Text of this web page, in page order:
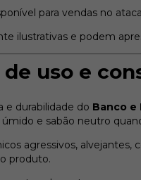
para vendas no
ilustrativas e podem
uso e
e durabilidade do Banco e
e sabão neutro
agressivos, alvejantes,
produto.